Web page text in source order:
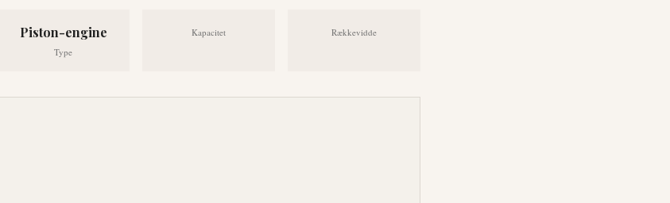
Piston-engine
Type
Kapacitet Rækkevidde